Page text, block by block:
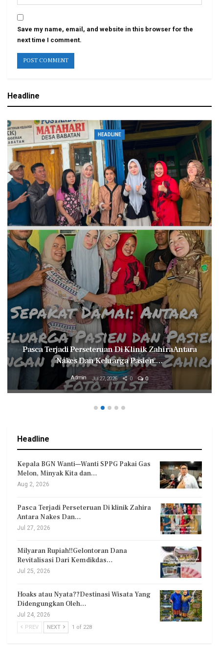
Save my name, email, and website in this browser for the
next time I comment.
Headline
HEADLINE
Pasca Terjadi Perseteruan Di Klinik Zahira Antara
Nakes Dan Keluarga Pasien.…
Admin Jul 27, 2026 0 0
Headline
Kepala BGN Wanti—Wanti SPPG Pakai Gas
Melon, Minyak Kita dan…
Aug 2, 2026
Pasca Terjadi Perseteruan Di klinik Zahira
Antara Nakes Dan…
Jul 27, 2026
Milyaran Rupiah!!Gelontoran Dana
Revitalisasi Dari Kemdikdas…
Jul 25, 2026
Hoaks atau Nyata??Destinasi Wisata Yang
Didengungkan Oleh…
Jul 24, 2026
PREV NEXT 1 of 228